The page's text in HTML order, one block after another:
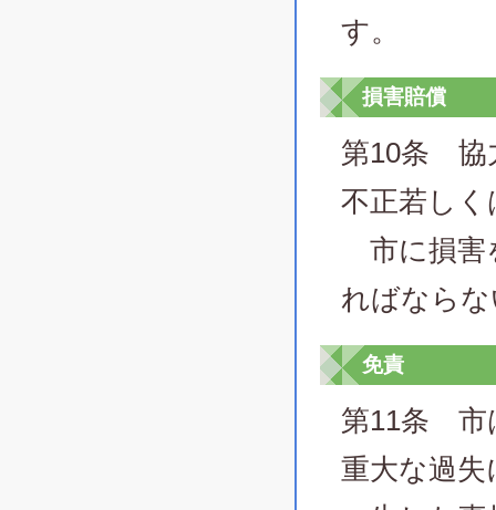
す。
損害賠償
第10条 協
不正若し
市に損害
ればなら
免責
第11条 市
重大な過